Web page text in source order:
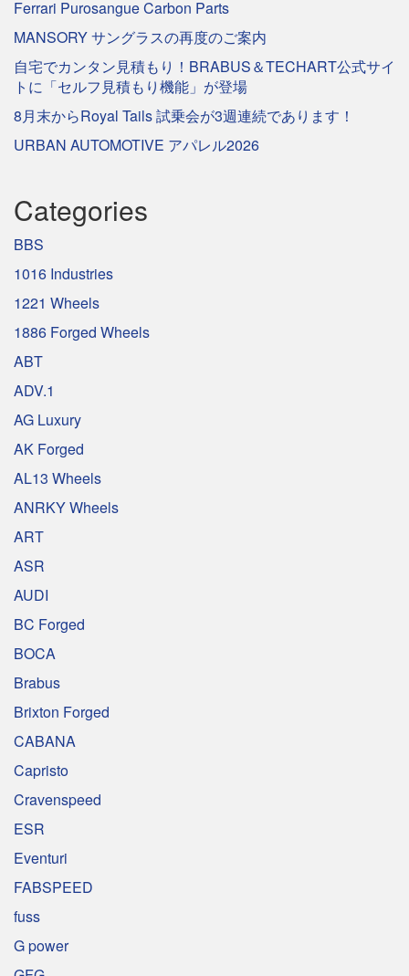
Ferrari Purosangue Carbon Parts
MANSORY サングラスの再度のご案内
自宅でカンタン見積もり！BRABUS＆TECHART公式サイ
トに「セルフ見積もり機能」が登場
8月末からRoyal Tails 試乗会が3週連続であります！
URBAN AUTOMOTIVE アパレル2026
Categories
BBS
1016 Industries
1221 Wheels
1886 Forged Wheels
ABT
ADV.1
AG Luxury
AK Forged
AL13 Wheels
ANRKY Wheels
ART
ASR
AUDI
BC Forged
BOCA
Brabus
Brixton Forged
CABANA
Capristo
Cravenspeed
ESR
Eventuri
FABSPEED
fuss
G power